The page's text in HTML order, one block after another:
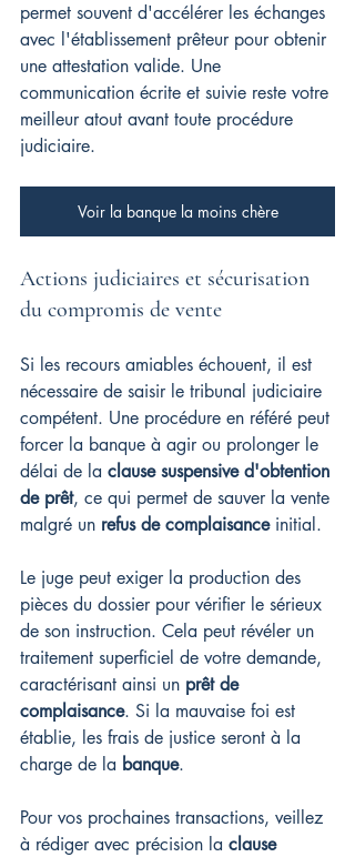
permet souvent d'accélérer les échanges
avec l'établissement prêteur pour obtenir
une attestation valide. Une
communication écrite et suivie reste votre
meilleur atout avant toute procédure
judiciaire.
Voir la banque la moins chère
Actions judiciaires et sécurisation
du compromis de vente
Si les recours amiables échouent, il est
nécessaire de saisir le tribunal judiciaire
compétent. Une procédure en référé peut
forcer la banque à agir ou prolonger le
délai de la clause suspensive d'obtention
de prêt, ce qui permet de sauver la vente
malgré un refus de complaisance initial.
Le juge peut exiger la production des
pièces du dossier pour vérifier le sérieux
de son instruction. Cela peut révéler un
traitement superficiel de votre demande,
caractérisant ainsi un prêt de
complaisance. Si la mauvaise foi est
établie, les frais de justice seront à la
charge de la banque.
Pour vos prochaines transactions, veillez
à rédiger avec précision la clause